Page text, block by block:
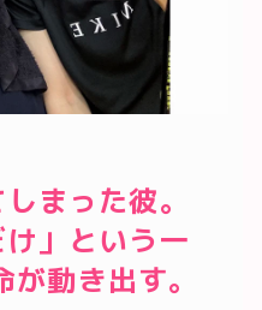
まった彼。
」という一
動き出す。